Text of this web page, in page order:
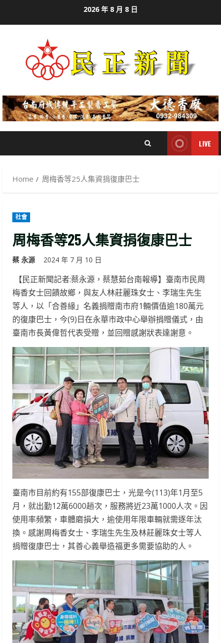
2026 年 8 月 8 日
LIVE
Home 周梅香等25人集資捐復康巴士
社會
周梅香等25人集資捐復康巴士
蔡 永源 2024 年 7 月 10 日
【民正新聞記者:蔡永源，蔡慧茹台南報導】臺南市民周
梅香女士回饋故鄉，與友人林莊麗珠女士、李瑞生先生
等人，以「合善緣」名義捐贈南市府1輛價值逾180萬元
的復康巴士，今(9)日在永華市政中心舉辦捐贈儀式，由
臺南市長黃偉哲代表受贈，並回贈感謝狀表達謝意。
臺南市目前約有155部復康巴士，光是今(113)年1月至5
月，就出勤12萬6000趟次，服務將近23萬1000人次。因
使用率頻繁，車體磨損大，逾使用年限車輛就需逐年汰
換。感謝周梅香女士、李瑞生先生及林莊麗珠女士等人
捐贈復康巴士，其善心義舉造福更多需要協助的人。